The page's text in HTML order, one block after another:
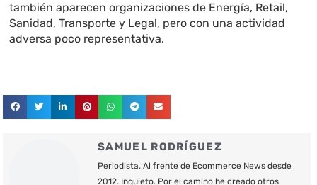
también aparecen organizaciones de Energía, Retail,
Sanidad, Transporte y Legal, pero con una actividad
adversa poco representativa.
SAMUEL RODRÍGUEZ
Periodista. Al frente de Ecommerce News desde
2012. Inquieto. Por el camino he creado otros